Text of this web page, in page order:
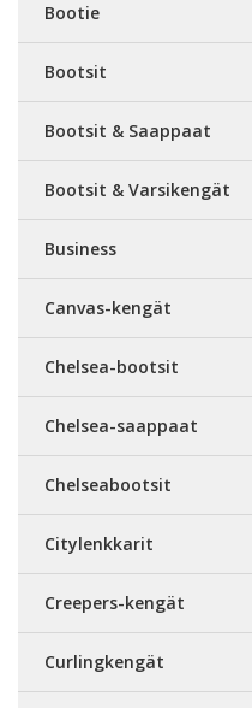
Bootie
Bootsit
Bootsit & Saappaat
Bootsit & Varsikengät
Business
Canvas-kengät
Chelsea-bootsit
Chelsea-saappaat
Chelseabootsit
Citylenkkarit
Creepers-kengät
Curlingkengät